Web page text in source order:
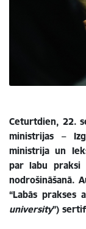
Ceturtdien, 22.
ministrijas –
ministrija un
par labu praksi
nodrošināšanā.
“Labās prakses
university”)